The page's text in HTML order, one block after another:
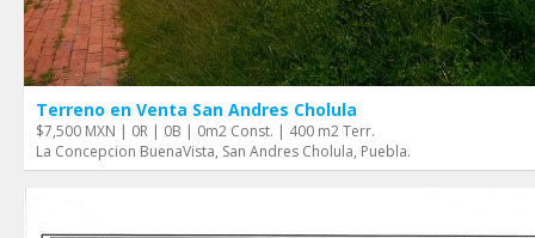
Terreno en Venta San Andres Cholula
$7,500 MXN | 0R | 0B | 0m2 Const. | 400 m2 Terr.
La Concepcion BuenaVista, San Andres Cholula, Puebla.